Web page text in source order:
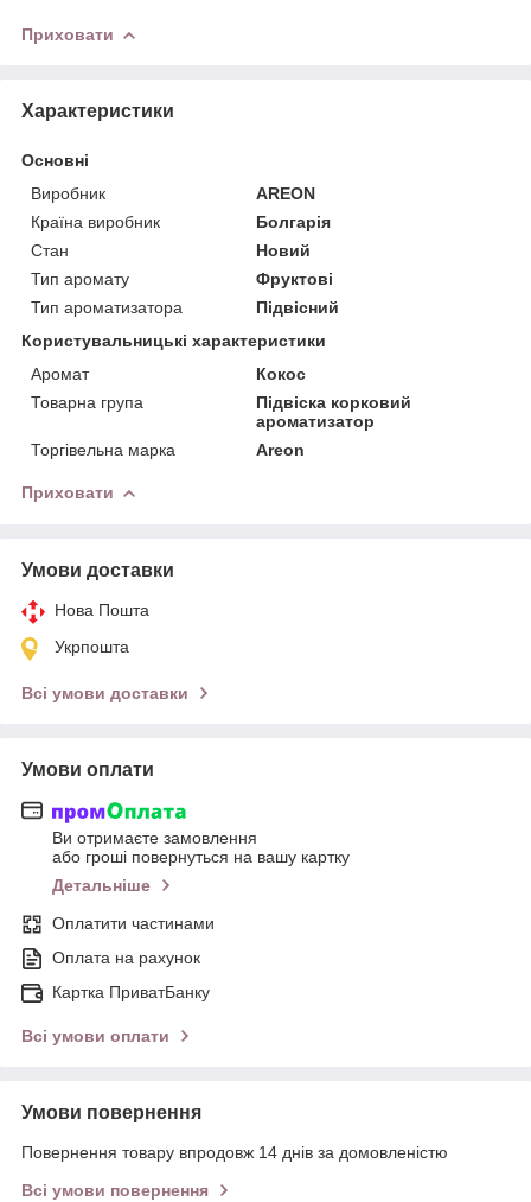
Приховати
Характеристики
Основні
Виробник
AREON
Країна виробник
Болгарія
Стан
Новий
Тип аромату
Фруктові
Тип ароматизатора
Підвісний
Користувальницькі характеристики
Аромат
Кокос
Товарна група
Підвіска корковий
ароматизатор
Торгівельна марка
Areon
Приховати
Умови доставки
Нова Пошта
Укрпошта
Всі умови доставки
Умови оплати
Ви отримаєте замовлення
або гроші повернуться на вашу картку
Детальніше
Оплатити частинами
Оплата на рахунок
Картка ПриватБанку
Всі умови оплати
Умови повернення
Повернення товару впродовж 14 днів за домовленістю
Всі умови повернення